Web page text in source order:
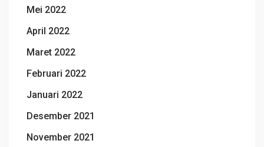
Mei 2022
April 2022
Maret 2022
Februari 2022
Januari 2022
Desember 2021
November 2021